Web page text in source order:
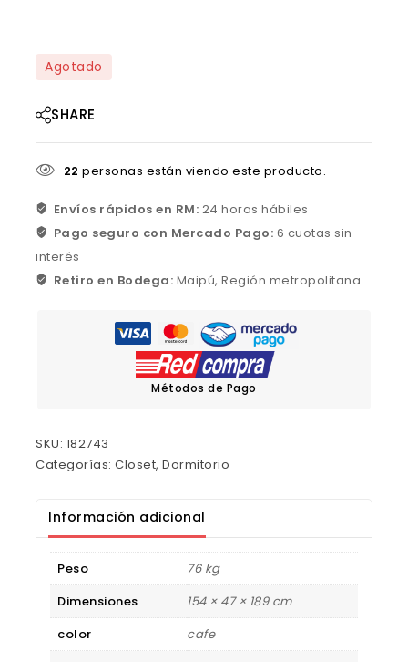
Agotado
SHARE
22 personas están viendo este producto.
Envíos rápidos en RM: 24 horas hábiles
Pago seguro con Mercado Pago: 6 cuotas sin
interés
Retiro en Bodega: Maipú, Región metropolitana
Métodos de Pago
SKU: 182743
Categorías: Closet, Dormitorio
Información adicional
Peso
76 kg
Dimensiones
154 × 47 × 189 cm
color
cafe